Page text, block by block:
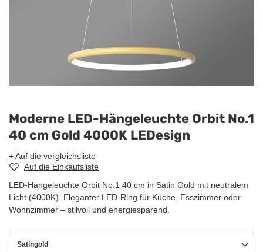
Moderne LED-Hängeleuchte Orbit No.1
40 cm Gold 4000K LEDesign
+ Auf die vergleichsliste
Auf die Einkaufsliste
LED-Hängeleuchte Orbit No.1 40 cm in Satin Gold mit neutralem
Licht (4000K). Eleganter LED-Ring für Küche, Esszimmer oder
Wohnzimmer – stilvoll und energiesparend.
Satingold